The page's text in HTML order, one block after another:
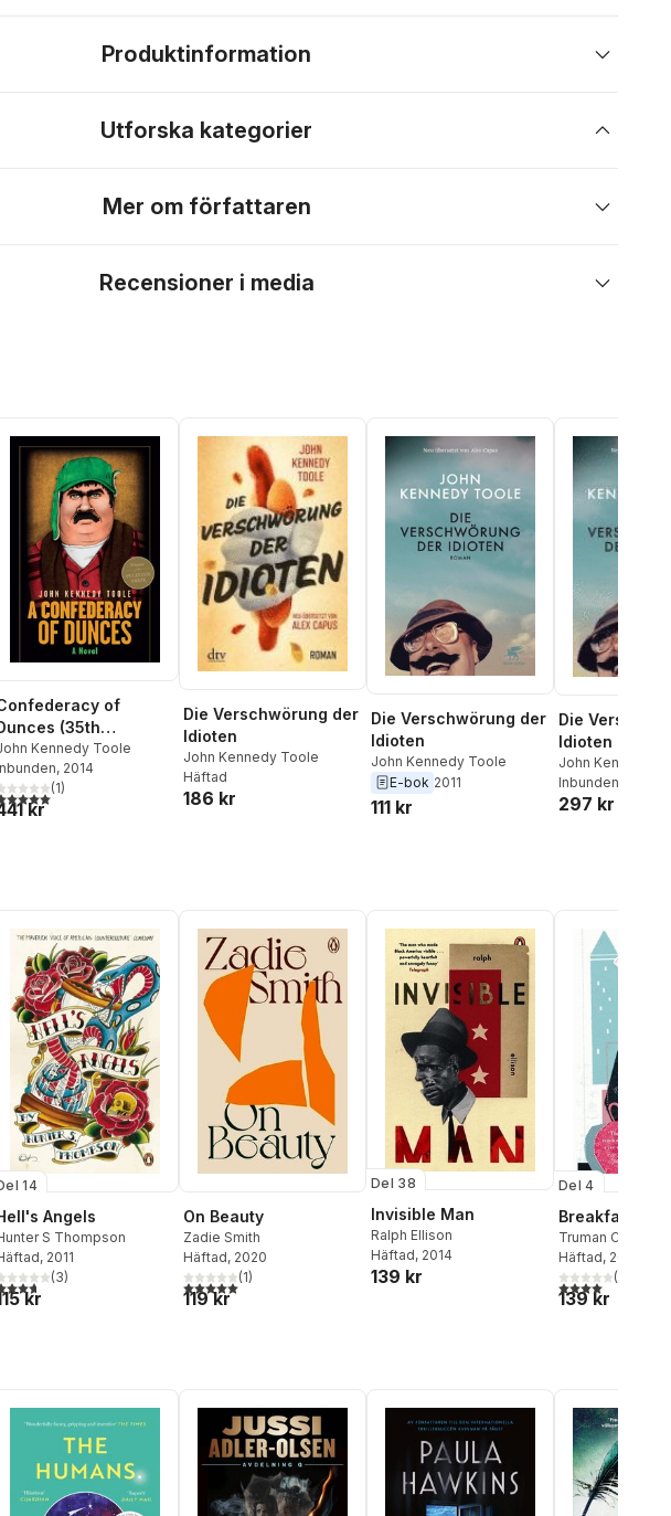
Produktinformation
Utforska kategorier
Mer om författaren
Recensioner i media
of
(35th
Edition)
Kennedy Toole
, 2014
utav 5 stjärnor. Totalt antal röster:
(1)
kr
Die Verschwörung der
Idioten
John Kennedy Toole
Häftad
186 kr
Die Verschwörung der
Idioten
John Kennedy Toole
E-bok 2011
111 kr
Die
Idioten
John Kennedy
Inbunden
297 kr
14
Angels
S Thompson
, 2011
utav 5 stjärnor. Totalt antal röster:
(3)
kr
On Beauty
Zadie Smith
Häftad, 2020
5,0utav 5 stjärnor. Totalt antal röster:
(1)
119 kr
Del 38
Invisible Man
Ralph Ellison
Häftad, 2014
139 kr
Del 4
Breakfast at
Truman Capote
Häftad, 2011
4,0utav 5(
139 kr